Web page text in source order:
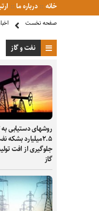
خانه درباره ما
صفحه نخست
نفت و گاز
روشهای دستیابی به
۲.۵میلیارد بشکه
جلوگیری از افت
گاز